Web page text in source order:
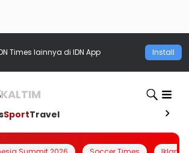
Times lainnya di IDN App Install
KALTIM
SportTravel